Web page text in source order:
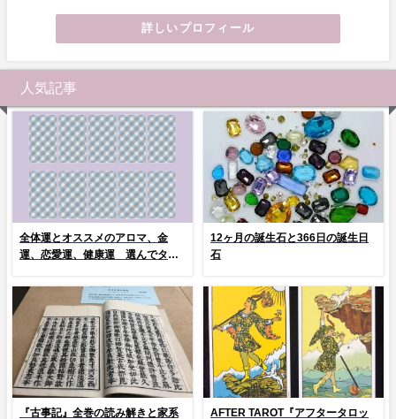
詳しいプロフィール
人気記事
全体運とオススメのアロマ、金
運、恋愛運、健康運 選んでタッ
12ヶ月の誕生石と366日の誕生日
石
『古事記』全巻の読み解きと家系
AFTER TAROT『アフタータロッ